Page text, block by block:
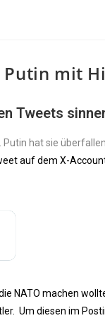
Putin mit
Tweets
hat sie
auf dem X-
NATO machen
Um diesen im